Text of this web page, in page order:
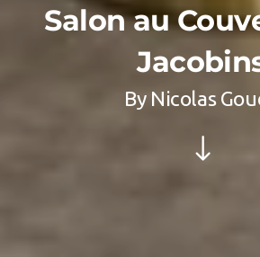
Salon au
By Nicolas